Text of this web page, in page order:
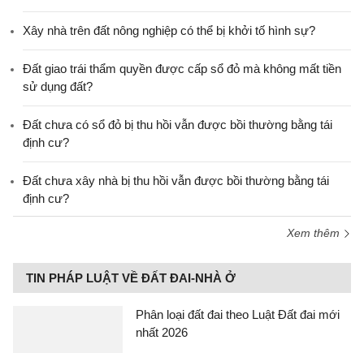
Xây nhà trên đất nông nghiệp có thể bị khởi tố hình sự?
Đất giao trái thẩm quyền được cấp sổ đỏ mà không mất tiền
sử dụng đất?
Đất chưa có sổ đỏ bị thu hồi vẫn được bồi thường bằng tái
định cư?
Đất chưa xây nhà bị thu hồi vẫn được bồi thường bằng tái
định cư?
Xem thêm
TIN PHÁP LUẬT VỀ ĐẤT ĐAI-NHÀ Ở
Phân loại đất đai theo Luật Đất đai mới
nhất 2026